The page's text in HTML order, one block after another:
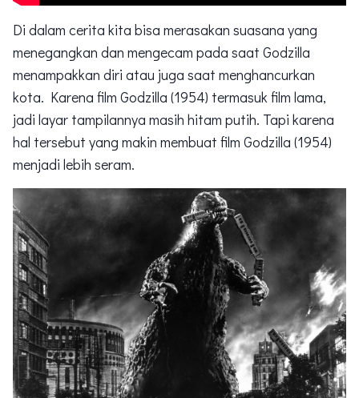
Di dalam cerita kita bisa merasakan suasana yang
menegangkan dan mengecam pada saat Godzilla
menampakkan diri atau juga saat menghancurkan
kota. Karena film Godzilla (1954) termasuk film lama,
jadi layar tampilannya masih hitam putih. Tapi karena
hal tersebut yang makin membuat film Godzilla (1954)
menjadi lebih seram.